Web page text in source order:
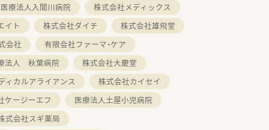
療法人入間川病院
株式会社メディックス
イト 株式会社ダイチ
株式会社雄飛堂
会社
有限会社ファーマ・ケア
法人 秋葉病院
株式会社大慶堂
ィカルアライアンス
株式会社カイセイ
ケージーエフ
医療法人土屋小児病院
式会社スギ薬局